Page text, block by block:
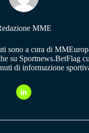
MME
sono a cura di
su Sportnews.BetFlag
di informazione